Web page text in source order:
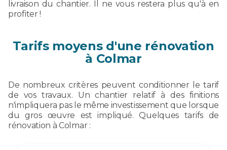
livraison du chantier. Il ne vous restera plus qu'à en
profiter !
Tarifs moyens d'une rénovation
à Colmar
De nombreux critères peuvent conditionner le tarif
de vos travaux. Un chantier relatif à des finitions
n'impliquera pas le même investissement que lorsque
du gros œuvre est impliqué. Quelques tarifs de
rénovation à Colmar :